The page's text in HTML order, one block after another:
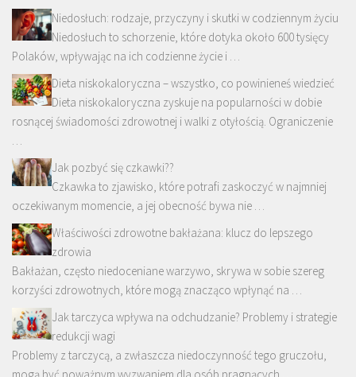
Niedosłuch: rodzaje, przyczyny i skutki w codziennym życiu
Niedosłuch to schorzenie, które dotyka około 600 tysięcy
Polaków, wpływając na ich codzienne życie i …
Dieta niskokaloryczna – wszystko, co powinieneś wiedzieć
Dieta niskokaloryczna zyskuje na popularności w dobie
rosnącej świadomości zdrowotnej i walki z otyłością. Ograniczenie
…
Jak pozbyć się czkawki??
Czkawka to zjawisko, które potrafi zaskoczyć w najmniej
oczekiwanym momencie, a jej obecność bywa nie …
Właściwości zdrowotne bakłażana: klucz do lepszego
zdrowia
Bakłażan, często niedoceniane warzywo, skrywa w sobie szereg
korzyści zdrowotnych, które mogą znacząco wpłynąć na …
Jak tarczyca wpływa na odchudzanie? Problemy i strategie
redukcji wagi
Problemy z tarczycą, a zwłaszcza niedoczynność tego gruczołu,